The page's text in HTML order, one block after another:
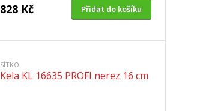
828 Kč Přidat do košíku
SÍTKO
Kela KL 16635 PROFI nerez 16 cm